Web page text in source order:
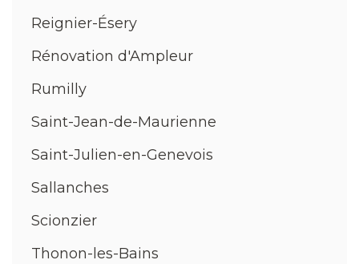
Reignier-Ésery
Rénovation d'Ampleur
Rumilly
Saint-Jean-de-Maurienne
Saint-Julien-en-Genevois
Sallanches
Scionzier
Thonon-les-Bains